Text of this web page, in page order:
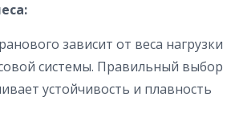
зависит от веса нагрузки
системы. Правильный выбор
устойчивость и плавность